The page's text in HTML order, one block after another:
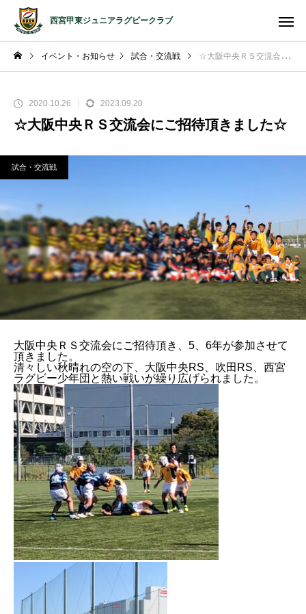
西宮甲東ジュニアラグビークラブ
イベント・お知らせ 試合・交流戦 ☆大阪中央ＲＳ交流会にご招待頂きました☆
2020.10.26 2023.09.20
☆大阪中央ＲＳ交流会にご招待頂きました☆
試合・交流戦
大阪中央ＲＳ交流会にご招待頂き、5、6年が参加させて
頂きました。
清々しい秋晴れの空の下、大阪中央RS、吹田RS、西宮
ラグビー少年団と熱い戦いが繰り広げられました。